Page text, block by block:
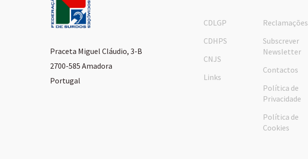
Praceta Miguel Cláudio, 3-B
2700-585 Amadora
Portugal
CDLGP
CDHPS
CNJS
Links
Reclamações
Subscrever
Newsletter
Contactos
Política de
Privacidade
Política de
Cookies